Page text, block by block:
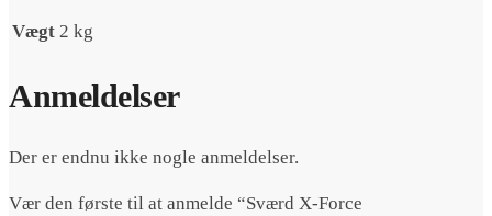
Vægt 2 kg
Anmeldelser
Der er endnu ikke nogle anmeldelser.
Vær den første til at anmelde “Sværd X-Force